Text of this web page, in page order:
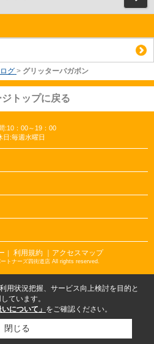
グ > グリッターバガボン
トップに戻る
:10：00～19：00
日:毎週水曜日
利用規約 ｜アクセスマップ
トナーズ四街道店 All rights reserved.
用状況把握、サービス向上検討を目的と
ています。
について」 をご確認ください。
閉じる